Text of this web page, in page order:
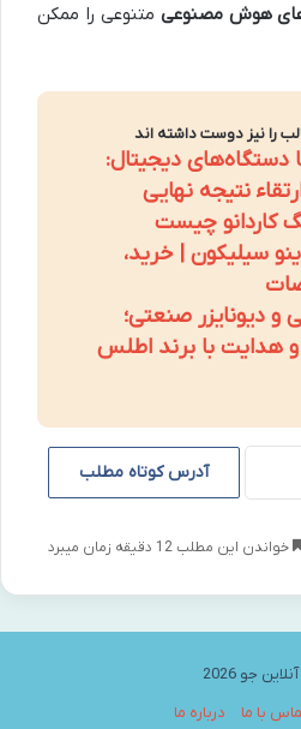
هوش مصنوعی متنوعی را ممکن
را نیز دوست داشته اند
دستگاه‌های دیجیتال:
نتیجه نهایی
کاردانو چیست
سیلیکون | خرید،
و دیونایزر صنعتی؛
با برند اطلس
آدرس کوتاه مطلب
خواندن این مطلب 12 دقیقه زمان میبرد
جو 2026
با ما درباره ما